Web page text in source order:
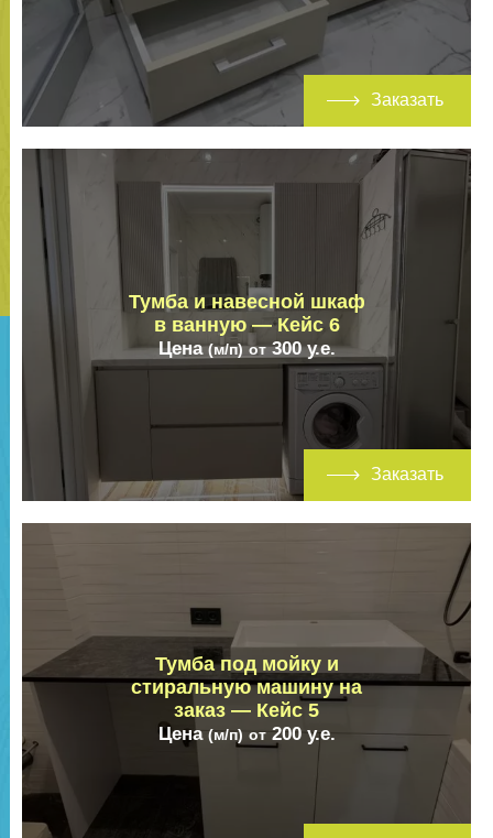
Заказать
Тумба и навесной шкаф
в ванную — Кейс 6
Цена(м/п) от300у.е.
Заказать
Тумба под мойку и
стиральную машину на
заказ — Кейс 5
Цена (м/п) от200 у.е.